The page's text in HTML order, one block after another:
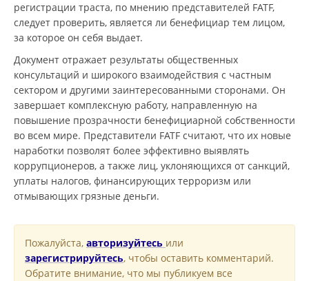
регистрации траста, по мнению представителей FATF,
следует проверить, является ли бенефициар тем лицом,
за которое он себя выдает.
Документ отражает результаты общественных
консультаций и широкого взаимодействия с частным
сектором и другими заинтересованными сторонами. Он
завершает комплексную работу, направленную на
повышение прозрачности бенефициарной собственности
во всем мире. Представители FATF считают, что их новые
наработки позволят более эффективно выявлять
коррупционеров, а также лиц, уклоняющихся от санкций,
уплаты налогов, финансирующих терроризм или
отмывающих грязные деньги.
Пожалуйста, авторизуйтесь или
зарегистрируйтесь, чтобы оставить комментарий.
Обратите внимание, что мы публикуем все